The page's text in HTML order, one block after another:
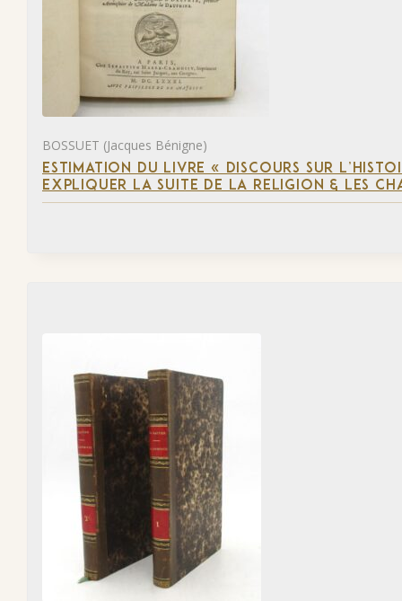
BOSSUET (Jacques Bénigne)
ESTIMATION DU LIVRE « DISCOURS SUR
EXPLIQUER LA SUITE DE LA RELIGION & LES